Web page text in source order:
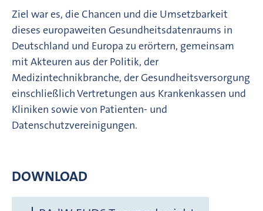
Ziel war es, die Chancen und die Umsetzbarkeit
dieses europaweiten Gesundheitsdatenraums in
Deutschland und Europa zu erörtern, gemeinsam
mit Akteuren aus der Politik, der
Medizintechnikbranche, der Gesundheitsversorgung
einschließlich Vertretungen aus Krankenkassen und
Kliniken sowie von Patienten- und
Datenschutzvereinigungen.
DOWNLOAD